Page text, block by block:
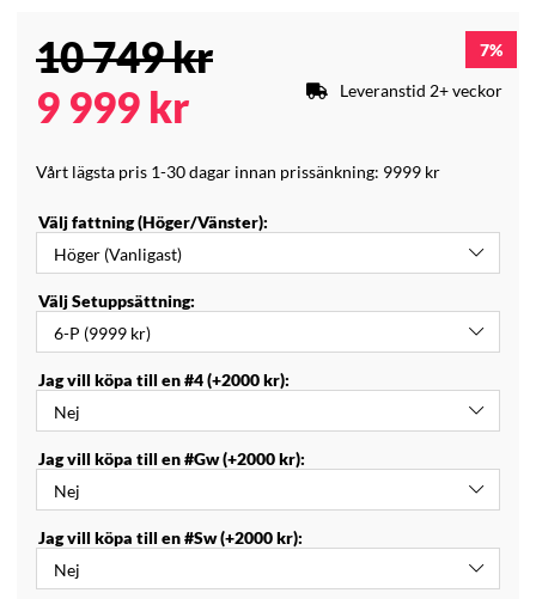
10 749kr
9 999 kr
Vårt lägsta pris 1-30 dagar innan prissänkning: 9999 kr
7
Leveranstid 2+ veckor
Välj fattning (Höger/Vänster):
Välj Setuppsättning:
Jag vill köpa till en #4 (+2000 kr):
Jag vill köpa till en #Gw (+2000 kr):
Jag vill köpa till en #Sw (+2000 kr):